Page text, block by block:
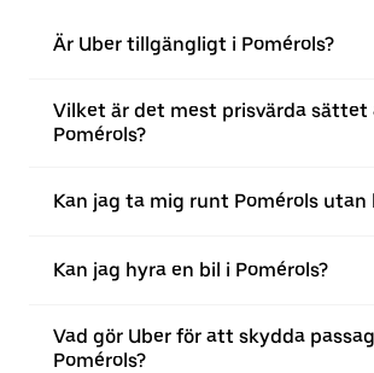
Är Uber tillgängligt i Pomérols?
Vilket är det mest prisvärda sättet
Pomérols?
Kan jag ta mig runt Pomérols utan
Kan jag hyra en bil i Pomérols?
Vad gör Uber för att skydda
Pomérols?